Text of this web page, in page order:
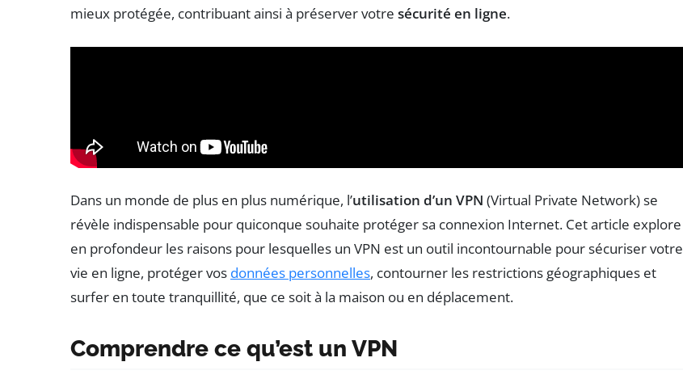
mieux protégée, contribuant ainsi à préserver votre sécurité en ligne.
Dans un monde de plus en plus numérique, l’utilisation d’un VPN (Virtual Private Network) se
révèle indispensable pour quiconque souhaite protéger sa connexion Internet. Cet article explore
en profondeur les raisons pour lesquelles un VPN est un outil incontournable pour sécuriser votre
vie en ligne, protéger vos données personnelles, contourner les restrictions géographiques et
surfer en toute tranquillité, que ce soit à la maison ou en déplacement.
Comprendre ce qu’est un VPN